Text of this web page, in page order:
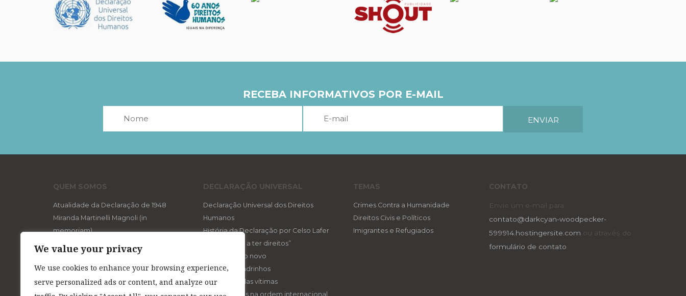
We value your privacy
We use cookies to enhance your browsing experience,
serve personalized ads or content, and analyze our
RECEBA INFORMATIVOS POR E-MAIL
QUEM SOMOS
Atualidade da Declaração de 1948
Miranda Martinelli Magnoli (in
memoriam)
Aviso aos Navegantes
Expediente
Referências na Web
DECLARAÇÃO UNIVERSAL
Declaração Universal dos Direitos
Humanos
História da Declaração por Celso Lafer
O “direito a ter direitos”
Um direito novo
Os seis padrinhos
A lógica das vítimas
Os direitos na ordem internacional
TEMAS
Crimes Contra a Humanidade
Direitos Civis e Políticos
Imigrantes e Refugiados
CONTATO
Envie um e-mail para
contato@darkcyan-woodpecker-
599914.hostingersite.com ou através do
formulário de contato